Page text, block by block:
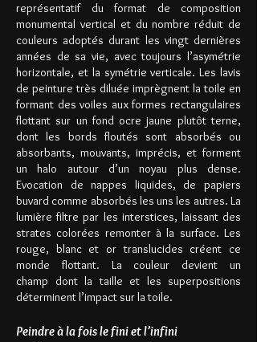
représentatif du format de composition
monumental vertical et du nombre réduit de
couleurs adoptés durant les vingt dernières
années de sa vie, avec toujours l’asymétrie
horizontale, et la symétrie verticale. Les lavis
de peinture très diluée imprègnent la toile en
formant des voiles aux formes rectangulaires
flottant sur un fond ocre jaune plutôt terne,
dont les bords floutés sont absorbés ou
absorbants, mouvants, imprécis, et forment
un halo autour d’un noyau plus dense.
Evocation de nappes liquides, de papiers
buvard comme absorbés les uns les autres. La
lumière filtre par les interstices, laissant des
strates colorées remonter à la surface. Les
rouge, blanc et or translucides créent ce
monde flottant. La couleur devient un
champ dont la taille et les superpositions
déterminent l’impact sur la toile.
Peindre à la fois le fini et l’infini